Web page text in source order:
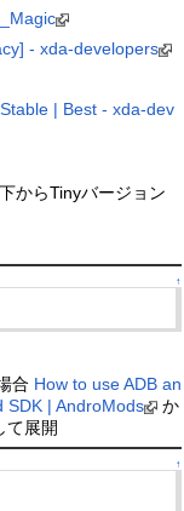
- xda-developers
| Best - xda-dev
からTinyバージョン
↑
合 How to use ADB an
SDK | AndroMods
か
て展開
↑